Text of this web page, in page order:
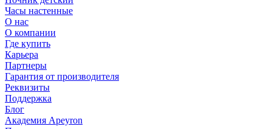
Часы настенные
О нас
О компании
Где купить
Карьера
Партнеры
Гарантия от производителя
Реквизиты
Поддержка
Блог
Академия Apeyron